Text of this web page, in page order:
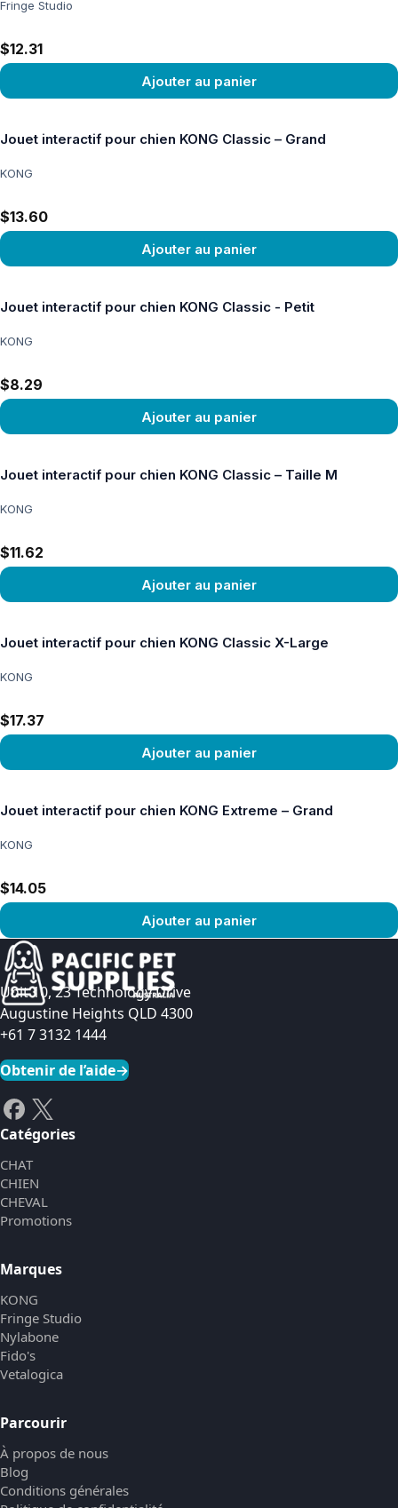
Fringe Studio
$12.31
Ajouter au panier
Jouet interactif pour chien KONG Classic – Grand
KONG
$13.60
Ajouter au panier
Jouet interactif pour chien KONG Classic - Petit
KONG
$8.29
Ajouter au panier
Jouet interactif pour chien KONG Classic – Taille M
KONG
$11.62
Ajouter au panier
Jouet interactif pour chien KONG Classic X-Large
KONG
$17.37
Ajouter au panier
Jouet interactif pour chien KONG Extreme – Grand
KONG
$14.05
Ajouter au panier
Voir le produit
Unit 10, 23 Technology Drive
Augustine Heights QLD 4300
+61 7 3132 1444
Obtenir de l’aide→
Catégories
CHAT
CHIEN
CHEVAL
Promotions
Marques
KONG
Fringe Studio
Nylabone
Fido's
Vetalogica
Parcourir
À propos de nous
Blog
Conditions générales